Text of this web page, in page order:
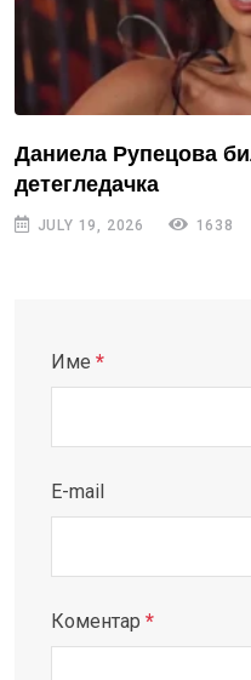
Даниела Рупецова
детегледачка
JULY 19, 2026 1638
Име *
E-mail
Коментар *